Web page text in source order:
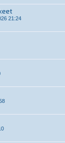
21:24